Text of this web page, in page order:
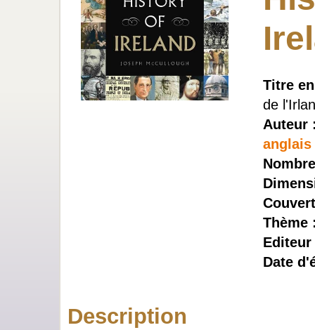
Titre
de
anglais
Thème
Date
Description